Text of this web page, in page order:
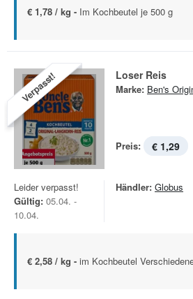
€ 1,78 / kg - Im Kochbeutel je 500 g
Verpasst! Loser Reis
Marke: Ben's
Preis: € 1,29
Leider verpasst!
Gültig: 05.04. -
10.04.
Händler: Globus
€ 2,58 / kg - im Kochbeutel